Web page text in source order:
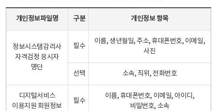
개인정보파일명 구분 개인정보 항목
정보시스템감리사
자격검정 응시자
명단
필수
이름, 생년월일, 주소, 휴대폰번호, 이메일,
사진
선택 소속, 직위, 전화번호
디지털서비스
이용지원 회원정보
필수
이름, 휴대폰번호, 이메일, 아이디,
비밀번호, 소속